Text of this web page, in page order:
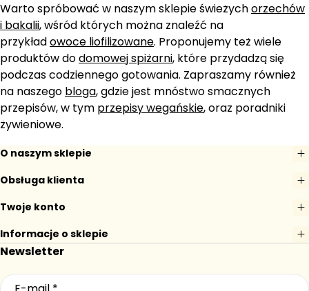
Warto spróbować w naszym sklepie świeżychorzechów
i bakalii, wśród których można znaleźć na
przykładowoce liofilizowane. Proponujemy też wiele
produktów dodomowej spiżarni, które przydadzą się
podczas codziennego gotowania. Zapraszamy również
na naszego bloga, gdzie jest mnóstwo smacznych
przepisów, w tym przepisy wegańskie, oraz poradniki
żywieniowe.
O naszym sklepie
Obsługa klienta
Twoje konto
Informacje o sklepie
Newsletter